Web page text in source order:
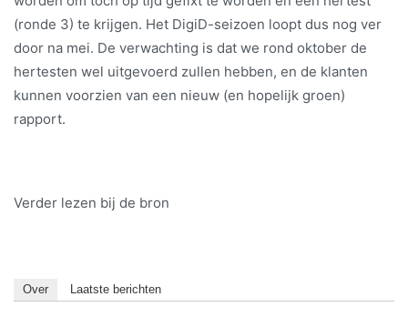
(ronde 3) te krijgen. Het DigiD-seizoen loopt dus nog ver
door na mei. De verwachting is dat we rond oktober de
hertesten wel uitgevoerd zullen hebben, en de klanten
kunnen voorzien van een nieuw (en hopelijk groen)
rapport.
Verder lezen bij de bron
Over Laatste berichten